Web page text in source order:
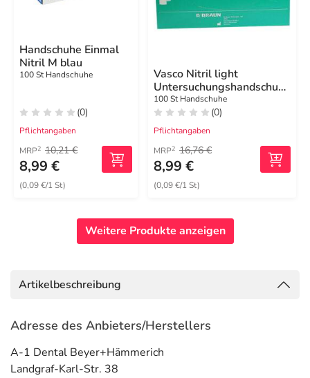
Handschuhe Einmal
Nitril M blau
100 St Handschuhe
(0)
Pflichtangaben
MRP2 10,21 €
8,99 €
(0,09 €/1 St)
Vasco Nitril light
Untersuchungshandschuhe
Größe L
100 St Handschuhe
(0)
Pflichtangaben
MRP2 16,76 €
8,99 €
(0,09 €/1 St)
Weitere Produkte anzeigen
Artikelbeschreibung
Adresse des Anbieters/Herstellers
A-1 Dental Beyer+Hämmerich
Landgraf-Karl-Str. 38